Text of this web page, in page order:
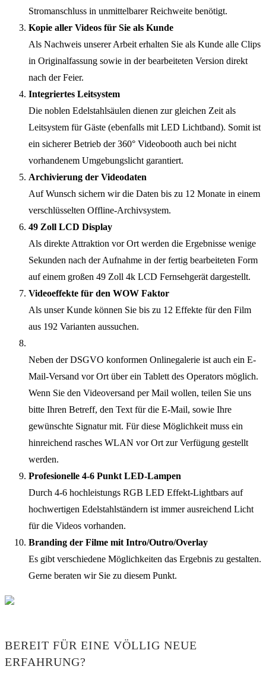
Stromanschluss in unmittelbarer Reichweite benötigt.
Kopie aller Videos für Sie als Kunde
Als Nachweis unserer Arbeit erhalten Sie als Kunde alle Clips
in Originalfassung sowie in der bearbeiteten Version direkt
nach der Feier.
Integriertes Leitsystem
Die noblen Edelstahlsäulen dienen zur gleichen Zeit als
Leitsystem für Gäste (ebenfalls mit LED Lichtband). Somit ist
ein sicherer Betrieb der 360° Videobooth auch bei nicht
vorhandenem Umgebungslicht garantiert.
Archivierung der Videodaten
Auf Wunsch sichern wir die Daten bis zu 12 Monate in einem
verschlüsselten Offline-Archivsystem.
49 Zoll LCD Display
Als direkte Attraktion vor Ort werden die Ergebnisse wenige
Sekunden nach der Aufnahme in der fertig bearbeiteten Form
auf einem großen 49 Zoll 4k LCD Fernsehgerät dargestellt.
Videoeffekte für den WOW Faktor
Als unser Kunde können Sie bis zu 12 Effekte für den Film
aus 192 Varianten aussuchen.
Neben der DSGVO konformen Onlinegalerie ist auch ein E-
Mail-Versand vor Ort über ein Tablett des Operators möglich.
Wenn Sie den Videoversand per Mail wollen, teilen Sie uns
bitte Ihren Betreff, den Text für die E-Mail, sowie Ihre
gewünschte Signatur mit. Für diese Möglichkeit muss ein
hinreichend rasches WLAN vor Ort zur Verfügung gestellt
werden.
Profesionelle 4-6 Punkt LED-Lampen
Durch 4-6 hochleistungs RGB LED Effekt-Lightbars auf
hochwertigen Edelstahlständern ist immer ausreichend Licht
für die Videos vorhanden.
Branding der Filme mit Intro/Outro/Overlay
Es gibt verschiedene Möglichkeiten das Ergebnis zu gestalten.
Gerne beraten wir Sie zu diesem Punkt.
BEREIT FÜR EINE VÖLLIG NEUE
ERFAHRUNG?